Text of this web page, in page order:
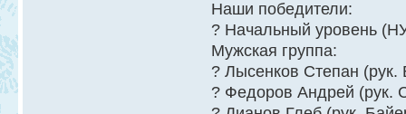
Наши победители:
? Начальный уровень
Мужская группа:
? Лысенков Степан (рук.
? Федоров Андрей (рук.